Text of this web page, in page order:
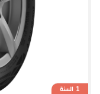
1 السنة